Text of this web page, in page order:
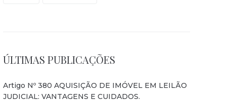
ÚLTIMAS PUBLICAÇÕES
Artigo Nº 380 AQUISIÇÃO DE IMÓVEL EM LEILÃO
JUDICIAL: VANTAGENS E CUIDADOS.